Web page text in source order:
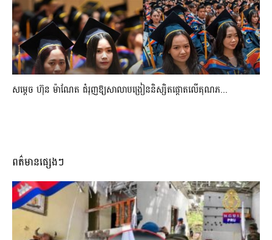
សម្តេច ហ៊ុន ម៉ាណែត ជំរុញឱ្យសាលាបង្រៀននិស្សិតផ្តោតលើគុណភ...
ពត៌មានផ្សេងៗ